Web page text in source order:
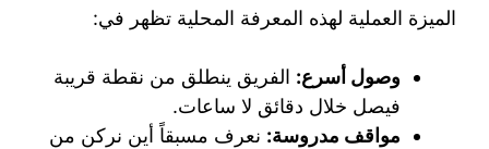
الميزة العملية لهذه المعرفة المحلية تظهر في:
وصول أسرع: الفريق ينطلق من نقطة قريبة
فيصل خلال دقائق لا ساعات.
مواقف مدروسة: نعرف مسبقاً أين نركن من